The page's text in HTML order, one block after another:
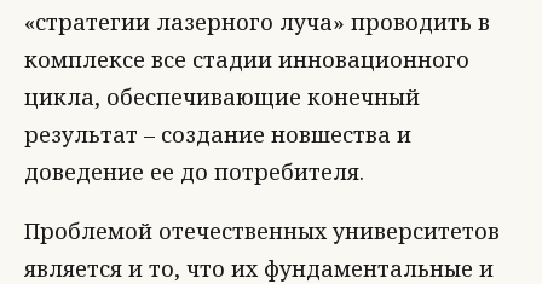
«стратегии лазерного луча» проводить в
комплексе все стадии инновационного
цикла, обеспечивающие конечный
результат – создание новшества и
доведение ее до потребителя.
Проблемой отечественных университетов
является и то, что их фундаментальные и